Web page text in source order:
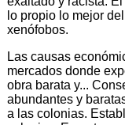
lo propio lo mejor
xenófobos.
Las causas
mercados donde
obra barata y...
abundantes y
a las colonias.